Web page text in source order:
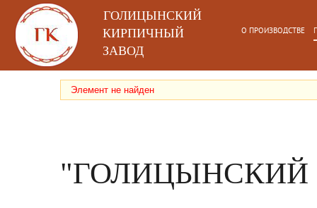
ГОЛИЦЫНСКИЙ
КИРПИЧНЫЙ
ЗАВОД
О ПРОИЗВОДСТВЕ
Элемент не найден
"ГОЛИЦЫНСКИЙ